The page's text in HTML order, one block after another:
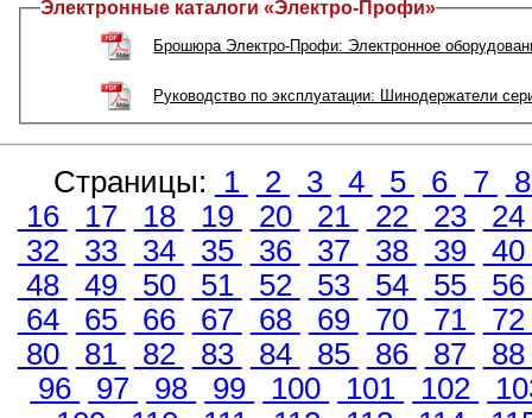
Электронные каталоги «Электро-Профи»
Брошюра Электро-Профи: Электронное
Руководство по эксплуатации: Шинодержатели
Страницы: 1 2 3 4 5 6 7
16
17 18 19 20 21 22 23
24
32
33 34 35 36 37 38 39
40
48
49 50 51 52 53 54 55
56
64
65 66 67 68 69 70 71
72
80
81 82 83 84 85 86 87
88
96
97 98 99 100 101 102